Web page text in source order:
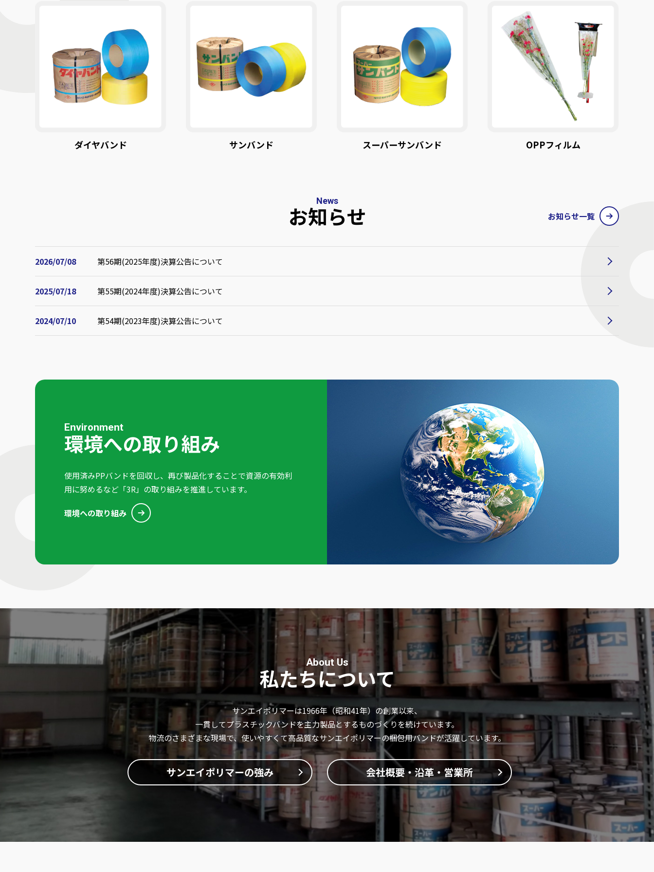
ダイヤバンド サンバンド スーパーサンバンド OPPフィルム
News
お知らせ
2026/07/08 第56期(2025年度)決算公告について
2025/07/18 第55期(2024年度)決算公告について
2024/07/10 第54期(2023年度)決算公告について
お知らせ一覧
Environment
環境への取り組み
使用済みPPバンドを回収し、再び製品化することで資源の有効利
用に努めるなど「3R」の取り組みを推進しています。
環境への取り組み
About Us
私たちについて
サンエイポリマーは1966年（昭和41年）の創業以来、
一貫してプラスチックバンドを主力製品とするものづくりを続けています。
物流のさまざまな現場で、使いやすくて高品質なサンエイポリマーの梱包用バンドが活躍しています。
サンエイポリマーの強み 会社概要・沿革・営業所